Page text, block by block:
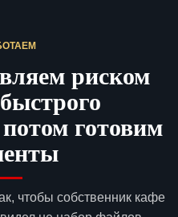
риском
готовим
чтобы собственник кафе